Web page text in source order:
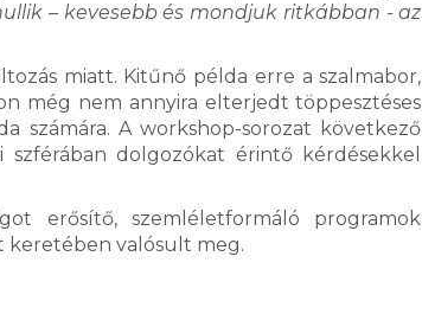
– kevesebb és mondjuk ritkábban - az
miatt. Kitűnő példa erre a szalmabor,
még nem annyira elterjedt töppesztéses
számára. A workshop-sorozat következő
dolgozókat érintő kérdésekkel
erősítő, szemléletformáló programok
keretében valósult meg.